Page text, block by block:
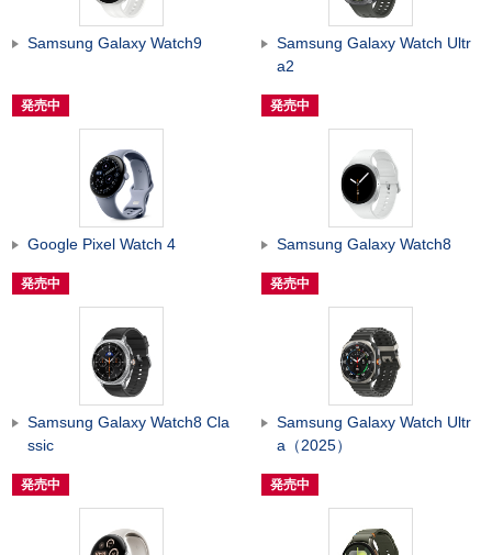
Samsung Galaxy Watch9
発売中
Samsung Galaxy Watch Ultr
a2
発売中
Google Pixel Watch 4
発売中
Samsung Galaxy Watch8
発売中
Samsung Galaxy Watch8 Cla
ssic
発売中
Samsung Galaxy Watch Ultr
a（2025）
発売中